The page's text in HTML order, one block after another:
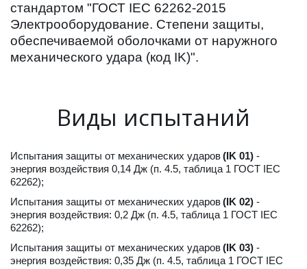
стандартом "ГОСТ IEC 62262-2015
Электрооборудование. Степени защиты,
обеспечиваемой оболочками от наружного
механического удара (код IK)".
Виды испытаний
Испытания защиты от механических ударов (IK 01) -
энергия воздействия 0,14 Дж (п. 4.5, таблица 1 ГОСТ IEC
62262);
Испытания защиты от механических ударов (IK 02) -
энергия воздействия: 0,2 Дж (п. 4.5, таблица 1 ГОСТ IEC
62262);
Испытания защиты от механических ударов (IK 03) -
энергия воздействия: 0,35 Дж (п. 4.5, таблица 1 ГОСТ IEC